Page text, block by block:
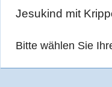
Jesukind mit
Bitte wählen Sie